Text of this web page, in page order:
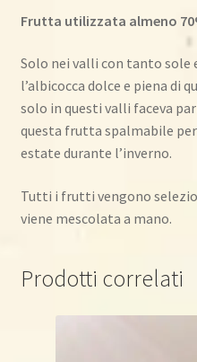
Frutta utilizzata almeno
Solo nei valli con tanto sole
l’albicocca dolce e piena di
solo in questi valli faceva
questa frutta spalmabile
estate durante l’inverno.
Tutti i frutti vengono
viene mescolata a mano.
Prodotti correlati